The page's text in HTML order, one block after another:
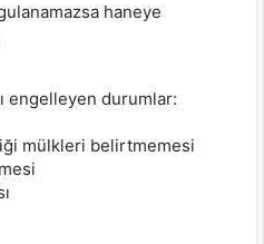
haneye
engelleyen durumlar:
mülkleri belirtmemesi